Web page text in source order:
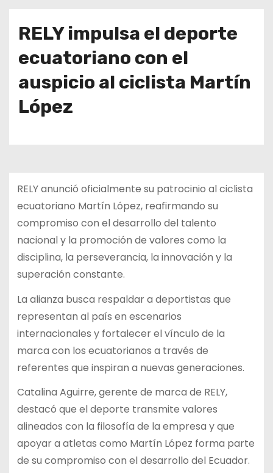
RELY impulsa el deporte
ecuatoriano con el
auspicio al ciclista Martín
López
RELY anunció oficialmente su patrocinio al ciclista
ecuatoriano Martín López, reafirmando su
compromiso con el desarrollo del talento
nacional y la promoción de valores como la
disciplina, la perseverancia, la innovación y la
superación constante.
La alianza busca respaldar a deportistas que
representan al país en escenarios
internacionales y fortalecer el vínculo de la
marca con los ecuatorianos a través de
referentes que inspiran a nuevas generaciones.
Catalina Aguirre, gerente de marca de RELY,
destacó que el deporte transmite valores
alineados con la filosofía de la empresa y que
apoyar a atletas como Martín López forma parte
de su compromiso con el desarrollo del Ecuador.